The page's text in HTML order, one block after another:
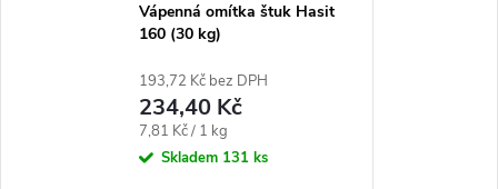
Vápenná omítka štuk Hasit
160 (30 kg)
193,72 Kč bez DPH
234,40 Kč
Měrná
cena:
7,81 Kč / 1 kg
Skladem 131 ks